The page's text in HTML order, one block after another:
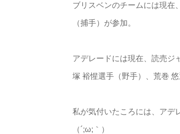
ブリスベンのチームには現在
（捕手）が参加。
アデレードには現在、読売ジ
塚 裕惺選手（野手）、荒巻
私が気付いたころには、アデ
（´;ω;｀）